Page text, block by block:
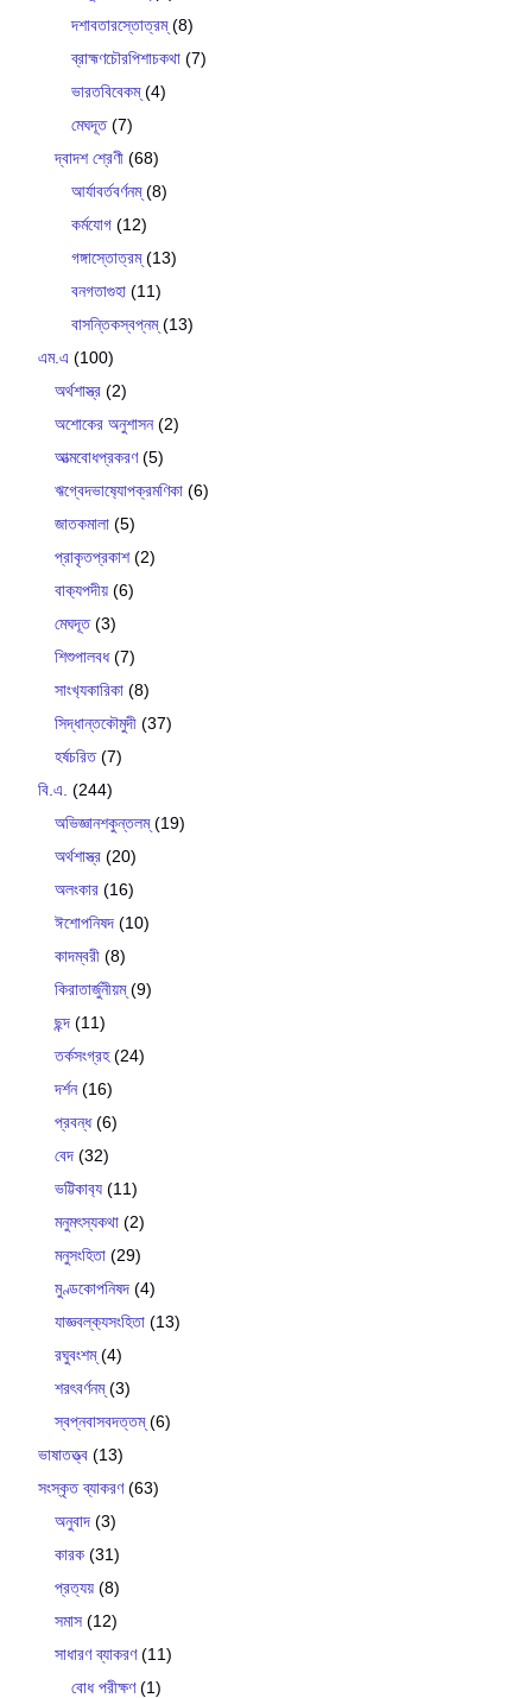
দশাবতারস্তোত্রম্(8)
ব্রাহ্মণচৌরপিশাচকথা (7)
ভারতবিবেকম্(4)
মেঘদূত(7)
দ্বাদশ শ্রেণী (68)
আর্যাবর্তবর্ণনম্(8)
কর্মযোগ (12)
গঙ্গাস্তোত্রম্(13)
বনগতাগুহা (11)
বাসন্তিকস্বপ্নম্(13)
এম.এ (100)
অর্থশাস্ত্র (2)
অশোকের অনুশাসন(2)
আত্মবোধপ্রকরণ(5)
ঋগ্বেদভাষ‍্যোপক্রমণিকা (6)
জাতকমালা (5)
প্রাকৃতপ্রকাশ(2)
বাক‍্যপদীয় (6)
মেঘদূত(3)
শিশুপালবধ(7)
সাংখ‍্যকারিকা (8)
সিদ্ধান্তকৌমুদী (37)
হর্ষচরিত(7)
বি.এ. (244)
অভিজ্ঞানশকুন্তলম্(19)
অর্থশাস্ত্র (20)
অলংকার (16)
ঈশোপনিষদ (10)
কাদম্বরী (8)
কিরাতার্জুনীয়ম্(9)
ছন্দ (11)
তর্কসংগ্রহ(24)
দর্শন(16)
প্রবন্ধ(6)
বেদ (32)
ভট্টিকাব‍্য (11)
মনুমৎস্যকথা (2)
মনুসংহিতা (29)
মুণ্ডকোপনিষদ (4)
যাজ্ঞবল্ক‍্যসংহিতা (13)
রঘুবংশম্(4)
শরৎবর্ণনম্(3)
স্বপ্নবাসবদত্তম্(6)
ভাষাতত্ত্ব (13)
সংস্কৃত ব্যাকরণ(63)
অনুবাদ (3)
কারক (31)
প্রত্যয় (8)
সমাস (12)
সাধারণ ব্যাকরণ(11)
বোধ পরীক্ষণ(1)